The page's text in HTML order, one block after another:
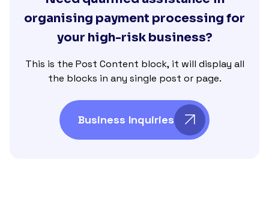
organising payment processing for
your high-risk business?
This is the Post Content block, it will display all
the blocks in any single post or page.
Business Inquiries